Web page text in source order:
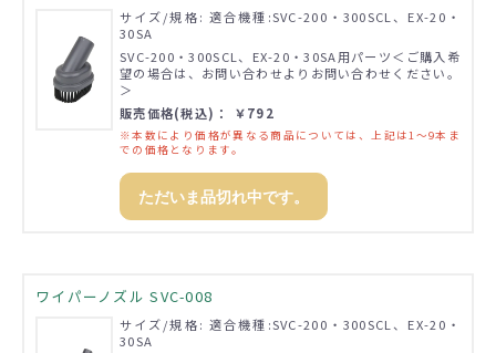
サイズ/規格: 適合機種:SVC-200・300SCL、EX-20・
30SA
SVC-200・300SCL、EX-20・30SA用パーツ＜ご購入希
望の場合は、お問い合わせよりお問い合わせください。
＞
販売価格(税込)： ￥792
※本数により価格が異なる商品については、上記は1～9本ま
での価格となります。
ただいま品切れ中です。
ワイパーノズル SVC-008
サイズ/規格: 適合機種:SVC-200・300SCL、EX-20・
30SA